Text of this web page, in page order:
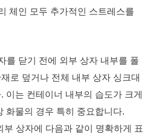
체인 모두 추가적인 스트레스를
를 닫기 전에 외부 상자 내부를 폴
로 덮거나 전체 내부 상자 싱크대
이는 컨테이너 내부의 습도가 크게
화물의 경우 특히 중요합니다.
부 상자에 다음과 같이 명확하게 표